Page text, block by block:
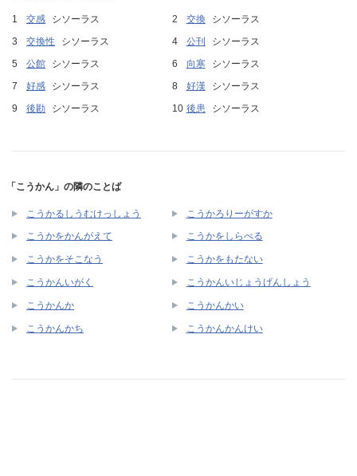
交感 シソーラス 交換
シソーラス
交換性
シソーラス 公刊
シソーラス
公館
シソーラス 向寒
シソーラス
好感
シソーラス 好漢
シソーラス
後勘
シソーラス 後患 シソーラス
「こうかん」の隣のことば
こうかるしうむけっしょう こうかろりーがすか
こうかをかんがえて こうかをしらべる
こうかをそこなう こうかをもたない
こうかんいがく こうかんいじょうげんしょう
こうかんか こうかんかい
こうかんかち こうかんかんけい